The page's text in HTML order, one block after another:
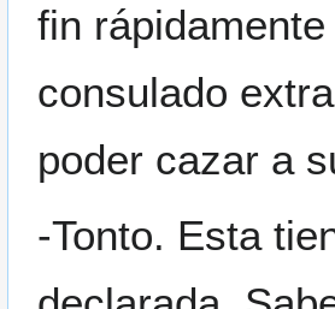
fin
consulado
poder cazar a
-Tonto. Esta